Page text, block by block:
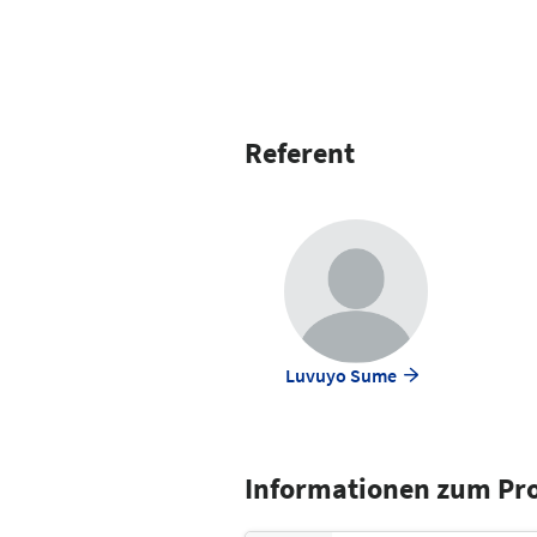
Referent
Luvuyo Sume
Informationen zum